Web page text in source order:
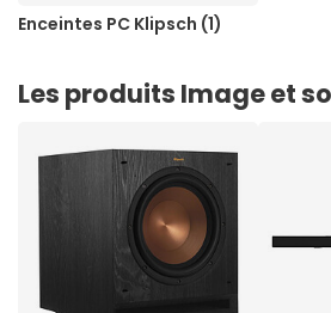
Enceintes PC Klipsch (1)
Les produits Image et